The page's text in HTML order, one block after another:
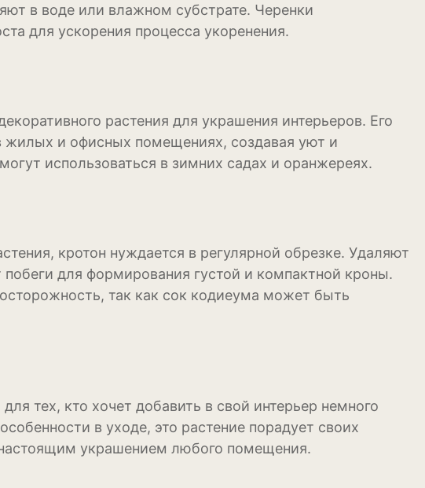
культуры
растения
или кодиеум
в воде или влажном субстрате. Черенки
для ускорения процесса укоренения.
растения для украшения интерьеров. Его
жилых и офисных помещениях, создавая уют и
использоваться в зимних садах и оранжереях.
кротон нуждается в регулярной обрезке. Удаляют
для формирования густой и компактной кроны.
так как сок кодиеума может быть
тех, кто хочет добавить в свой интерьер немного
в уходе, это растение порадует своих
украшением любого помещения.